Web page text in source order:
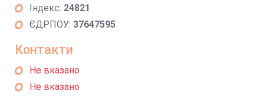
Індекс: 24821
ЄДРПОУ: 37647595
Контакти
Не вказано
Не вказано